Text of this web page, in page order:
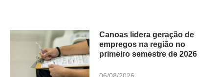
Canoas lidera geração de
empregos na região no
primeiro semestre de 2026